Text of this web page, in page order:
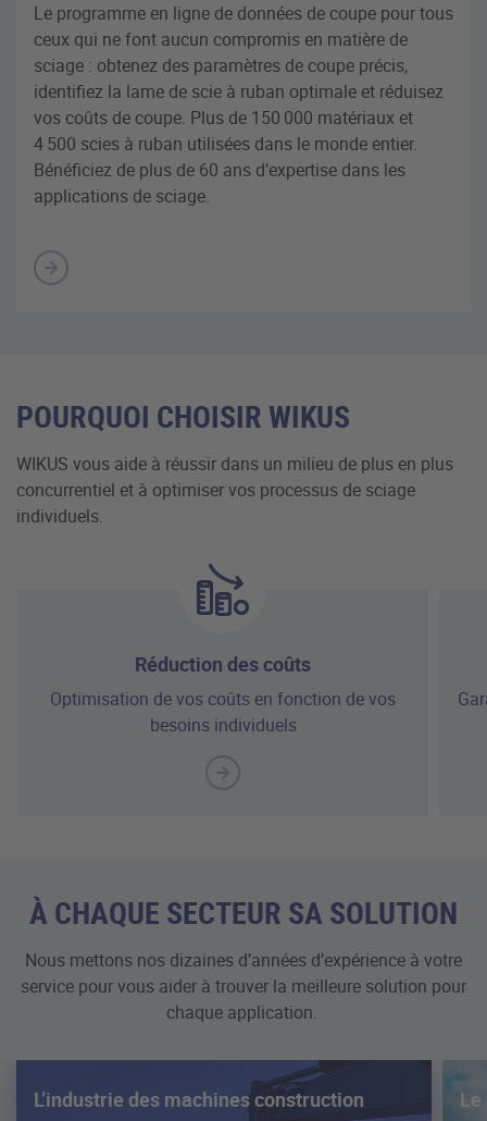
Le programme en ligne de données de coupe pour tous
ceux qui ne font aucun compromis en matière de
sciage : obtenez des paramètres de coupe précis,
identifiez la lame de scie à ruban optimale et réduisez
vos coûts de coupe. Plus de 150 000 matériaux et
4 500 scies à ruban utilisées dans le monde entier.
Bénéficiez de plus de 60 ans d’expertise dans les
applications de sciage.
POURQUOI CHOISIR WIKUS
WIKUS vous aide à réussir dans un milieu de plus en plus
concurrentiel et à optimiser vos processus de sciage
individuels.
Réduction des coûts
Optimisation de vos coûts en fonction de vos
besoins individuels
À CHAQUE SECTEUR SA SOLUTION
Nous mettons nos dizaines d’années d’expérience à votre
service pour vous aider à trouver la meilleure solution pour
chaque application.
L’industrie des machines construction